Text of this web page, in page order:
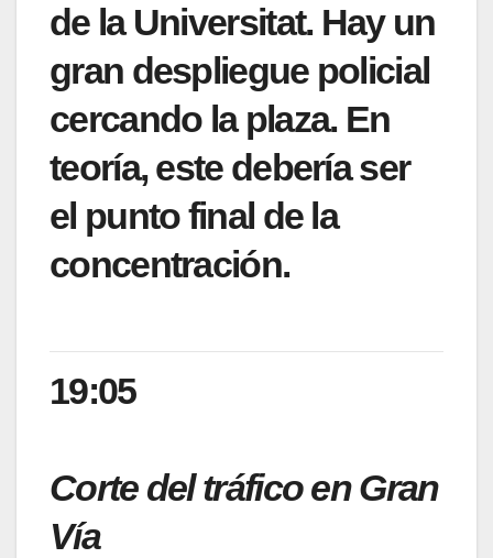
de la Universitat. Hay un
gran despliegue policial
cercando la plaza. En
teoría, este debería ser
el punto final de la
concentración.
19:05
Corte del tráfico en Gran
Vía